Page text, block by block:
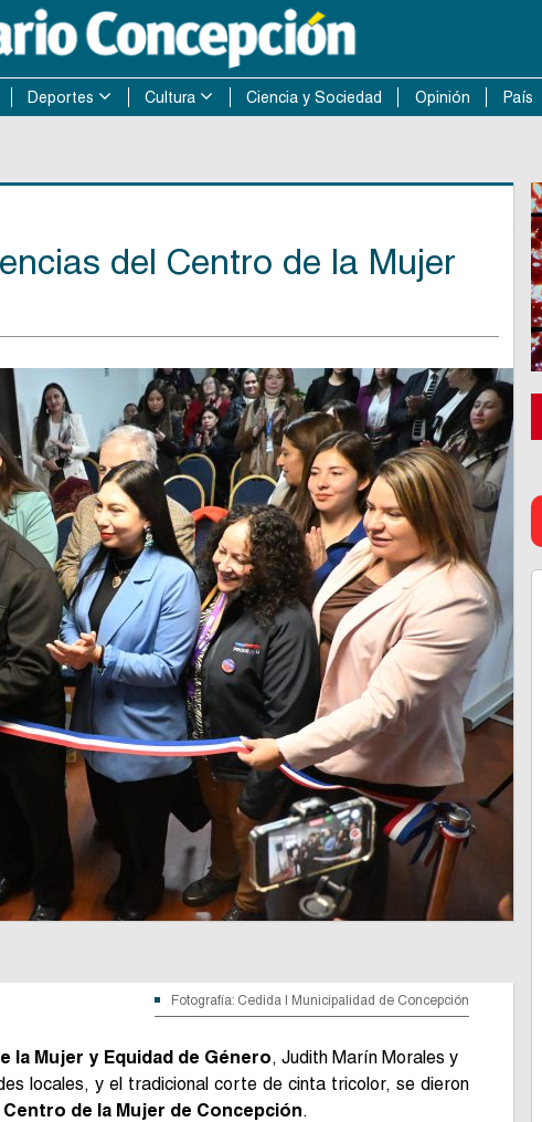
Deportes Cultura Ciencia y Sociedad Opinión País
del Centro de la Mujer
Fotografía: Cedida | Municipalidad de Concepción
la Mujer y Equidad de Género, Judith Marín Morales y
locales, y el tradicional corte de cinta tricolor, se dieron
de la Mujer de Concepción.